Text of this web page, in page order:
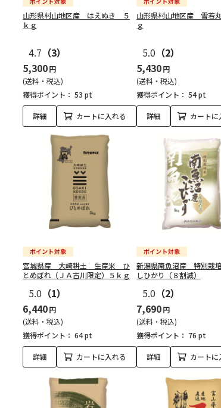
山形県村山地区産 はえぬき ５
ｋｇ
4.7 （3）
5,300円
(送料・税込)
獲得ポイント： 53 pt
詳細 カートに入れる
山形県村山地区産 雪若
ｇ
5.0 （2）
5,430円
(送料・税込)
獲得ポイント： 54 pt
詳細 カートに
宮城県産 大崎耕土 生産米 ひ
とめぼれ（ＪＡ古川限定）５ｋｇ
5.0 （1）
6,440円
(送料・税込)
獲得ポイント： 64 pt
詳細 カートに入れる
新潟県南魚沼産 特別栽
しひかり（８割減）
5.0 （2）
7,690円
(送料・税込)
獲得ポイント： 76 pt
詳細 カートに